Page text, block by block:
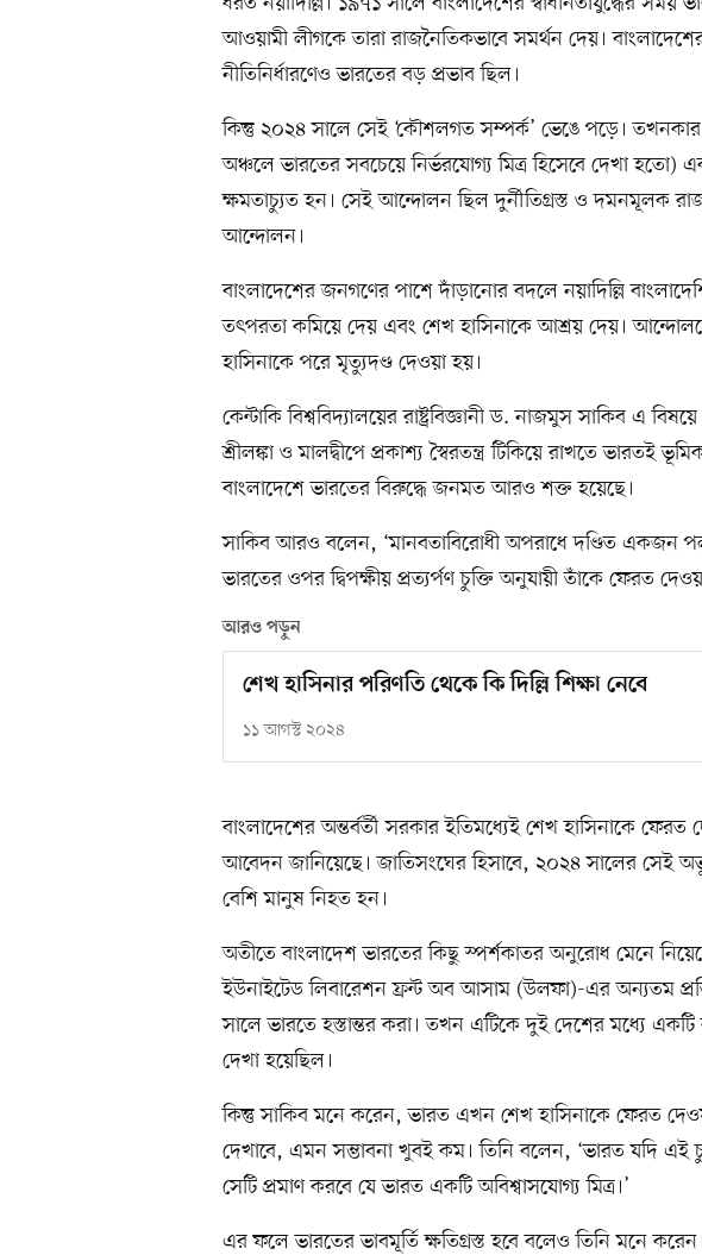
আওয়ামী লীগকে তারা রাজনৈতিকভাবে সমর্থন দেয়।
নীতিনির্ধারণেও ভারতের বড় প্রভাব ছিল।
কিন্তু ২০২৪ সালে সেই ‘কৌশলগত সম্পর্ক’ ভেঙে পড়ে। তখনকার
অঞ্চলে ভারতের সবচেয়ে নির্ভরযোগ্য মিত্র হিসেবে দেখা হতো)
ক্ষমতাচ্যুত হন। সেই আন্দোলন ছিল দুর্নীতিগ্রস্ত ও দমনমূলক
আন্দোলন।
বাংলাদেশের জনগণের পাশে দাঁড়ানোর বদলে নয়াদিল্লি
তৎপরতা কমিয়ে দেয় এবং শেখ হাসিনাকে আশ্রয় দেয়।
হাসিনাকে পরে মৃত্যুদণ্ড দেওয়া হয়।
কেন্টাকি বিশ্ববিদ্যালয়ের রাষ্ট্রবিজ্ঞানী ড. নাজমুস সাকিব এ
শ্রীলঙ্কা ও মালদ্বীপে প্রকাশ্য স্বৈরতন্ত্র টিকিয়ে রাখতে ভারতই
বাংলাদেশে ভারতের বিরুদ্ধে জনমত আরও শক্ত হয়েছে।
সাকিব আরও বলেন, ‘মানবতাবিরোধী অপরাধে দণ্ডিত একজন
ভারতের ওপর দ্বিপক্ষীয় প্রত্যর্পণ চুক্তি অনুযায়ী তাঁকে ফেরত
আরও পড়ুন
শেখ হাসিনার পরিণতি থেকে কি দিল্লি শিক্ষা নেবে
১১ আগস্ট ২০২৪
বাংলাদেশের অন্তর্বর্তী সরকার ইতিমধ্যেই শেখ হাসিনাকে
আবেদন জানিয়েছে। জাতিসংঘের হিসাবে, ২০২৪ সালের সেই
বেশি মানুষ নিহত হন।
অতীতে বাংলাদেশ ভারতের কিছু স্পর্শকাতর অনুরোধ মেনে
ইউনাইটেড লিবারেশন ফ্রন্ট অব আসাম (উলফা)-এর অন্যতম
সালে ভারতে হস্তান্তর করা। তখন এটিকে দুই দেশের মধ্যে একটি
দেখা হয়েছিল।
কিন্তু সাকিব মনে করেন, ভারত এখন শেখ হাসিনাকে ফেরত
দেখাবে, এমন সম্ভাবনা খুবই কম। তিনি বলেন, ‘ভারত যদি এই
সেটি প্রমাণ করবে যে ভারত একটি অবিশ্বাসযোগ্য মিত্র।’
এর ফলে ভারতের ভাবমূর্তি ক্ষতিগ্রস্ত হবে বলেও তিনি মনে